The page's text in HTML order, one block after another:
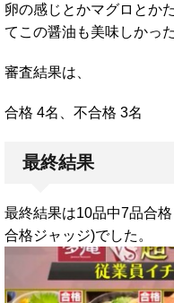
卵の感じとかマグロとか
てこの醤油も美味しかっ
審査結果は、
合格 4名、不合格 3名
最終結果
最終結果は10品中7品合
合格ジャッジ)でした。